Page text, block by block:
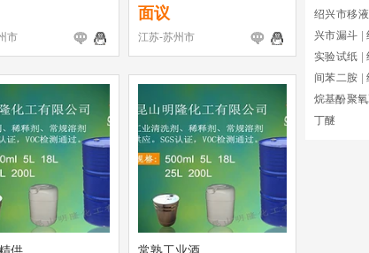
市
面议
江苏-苏州市
绍兴市移
兴市漏斗
实验试纸
间苯二胺
烷基酚聚
丁醚